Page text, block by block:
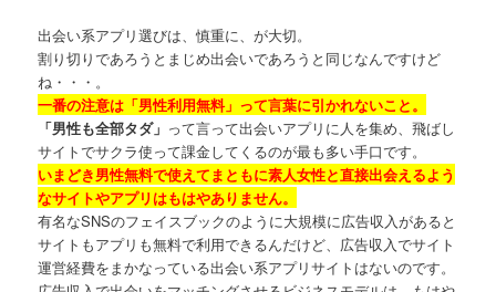
出会い系アプリ選びは、慎重に、が大切。
割り切りであろうとまじめ出会いであろうと同じなんですけど
ね・・・。
一番の注意は「男性利用無料」って言葉に引かれないこと。
「男性も全部タダ」 って言って出会いアプリに人を集め、飛ばし
サイトでサクラ使って課金してくるのが最も多い手口です。
いまどき男性無料で使えてまともに素人女性と直接出会えるよう
なサイトやアプリはもはやありません。
有名なSNSのフェイスブックのように大規模に広告収入があると
サイトもアプリも無料で利用できるんだけど、広告収入でサイト
運営経費をまかなっている出会い系アプリサイトはないのです。